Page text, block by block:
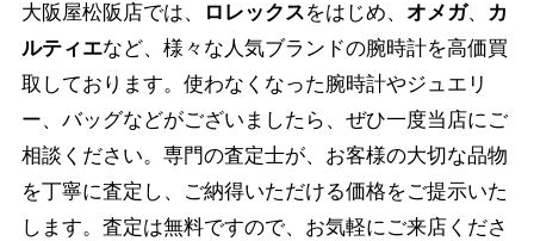
大阪屋松阪店では、 ロレックスをはじめ、 オメガ、 カ
ルティエなど、様々な人気ブランドの腕時計を高価買
取しております。使わなくなった腕時計やジュエリ
ー、バッグなどがございましたら、ぜひ一度当店にご
相談ください。専門の査定士が、お客様の大切な品物
を丁寧に査定し、ご納得いただける価格をご提示いた
します。査定は無料ですので、お気軽にご来店くださ